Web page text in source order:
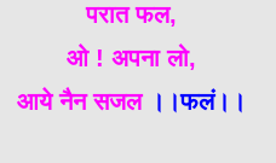
परात फल,
ओ ! अपना लो,
आये नैन सजल ।।फलं।।